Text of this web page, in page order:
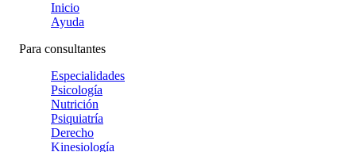
Inicio
Ayuda
Para consultantes
Especialidades
Psicología
Nutrición
Psiquiatría
Derecho
Kinesiología